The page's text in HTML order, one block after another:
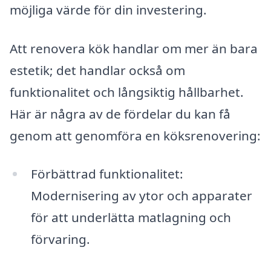
möjliga värde för din investering.
Att renovera kök handlar om mer än bara
estetik; det handlar också om
funktionalitet och långsiktig hållbarhet.
Här är några av de fördelar du kan få
genom att genomföra en köksrenovering:
Förbättrad funktionalitet:
Modernisering av ytor och apparater
för att underlätta matlagning och
förvaring.